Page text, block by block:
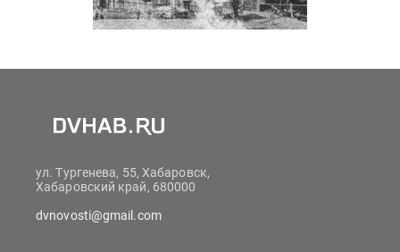
ул. Тургенева, 55, Хабаровск,
Хабаровский край, 680000
dvnovosti@gmail.com